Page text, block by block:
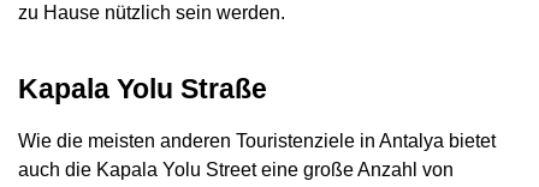
zu Hause nützlich sein werden.
Kapala Yolu Straße
Wie die meisten anderen Touristenziele in Antalya bietet
auch die Kapala Yolu Street eine große Anzahl von